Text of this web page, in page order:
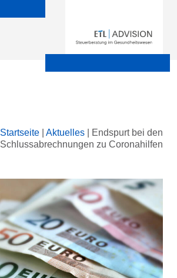
Startseite Aktuelles
Endspurt bei den
Schlussabrechnungen zu Coronahilfen